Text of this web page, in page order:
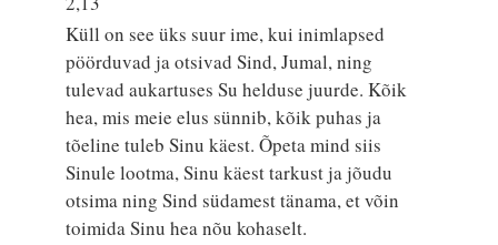
Küll on see üks suur ime, kui inimlapsed
pöörduvad ja otsivad Sind, Jumal, ning
tulevad aukartuses Su helduse juurde. Kõik
hea, mis meie elus sünnib, kõik puhas ja
tõeline tuleb Sinu käest. Õpeta mind siis
Sinule lootma, Sinu käest tarkust ja jõudu
otsima ning Sind südamest tänama, et võin
toimida Sinu hea nõu kohaselt.